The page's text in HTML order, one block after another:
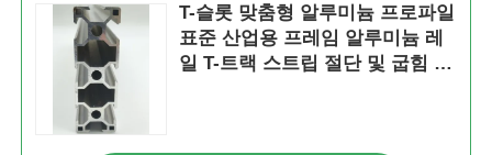
저희에게 연락하십시오
뉴스
T-슬롯 맞춤형 알루미늄 프로파일
표준 산업용 프레임 알루미늄 레
일 T-트랙 스트립 절단 및 굽힘 서